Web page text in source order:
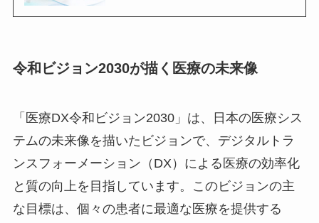
令和ビジョン2030が描く医療の未来像
「医療DX令和ビジョン2030」は、日本の医療シス
テムの未来像を描いたビジョンで、デジタルトラ
ンスフォーメーション（DX）による医療の効率化
と質の向上を目指しています。このビジョンの主
な目標は、個々の患者に最適な医療を提供する